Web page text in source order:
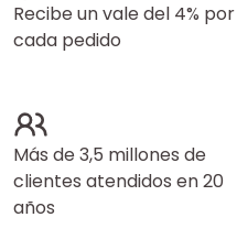
Recibe un vale del 4% por
cada pedido
Más de 3,5 millones de
clientes atendidos en 20
años